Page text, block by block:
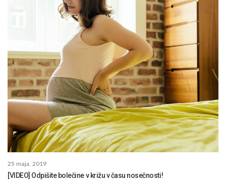
25 maja, 2019
[VIDEO] Odpišite bolečine v križu v času nosečnosti!